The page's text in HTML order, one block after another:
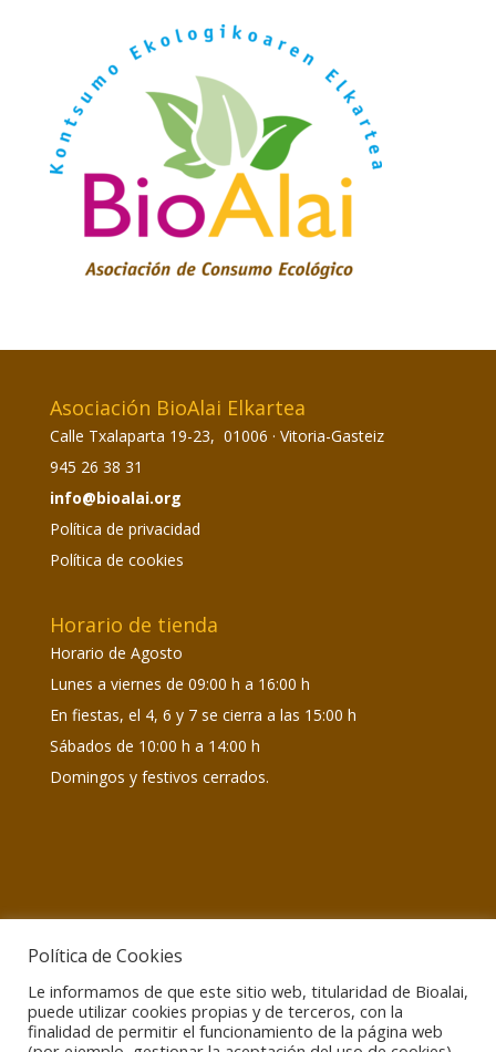
Asociación BioAlai Elkartea
Calle Txalaparta 19-23, 01006 · Vitoria-Gasteiz
945 26 38 31
info@bioalai.org
Política de privacidad
Política de cookies
Horario de tienda
Horario de Agosto
Lunes a viernes de 09:00 h a 16:00 h
En fiestas, el 4, 6 y 7 se cierra a las 15:00 h
Sábados de 10:00 h a 14:00 h
Domingos y festivos cerrados.
Información de interés
Atención encargos:Lunes a viernes de 09:00 h a
15:00 h
Política de Cookies
Le informamos de que este sitio web, titularidad de Bioalai,
puede utilizar cookies propias y de terceros, con la
finalidad de permitir el funcionamiento de la página web